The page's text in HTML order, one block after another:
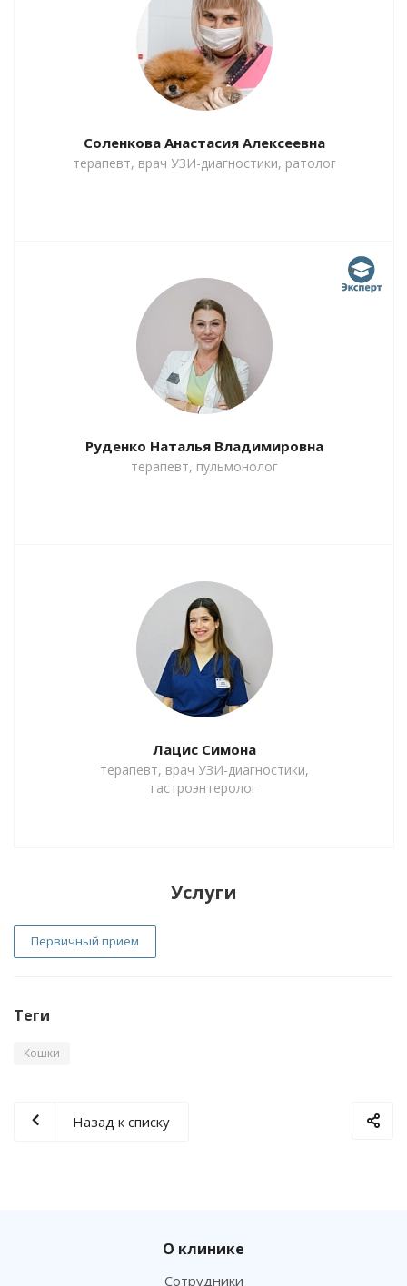
Соленкова Анастасия Алексеевна
терапевт, врач УЗИ-диагностики, ратолог
Руденко Наталья Владимировна
терапевт, пульмонолог
Лацис Симона
терапевт, врач УЗИ-диагностики,
гастроэнтеролог
Услуги
Первичный прием
Теги
Кошки
Назад к списку
О клинике
Сотрудники